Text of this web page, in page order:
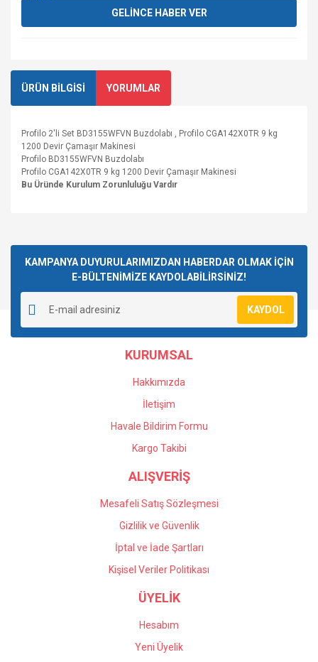
GELİNCE HABER VER
ÜRÜN BİLGİSİ YORUMLAR
Profilo 2'li Set BD3155WFVN Buzdolabı , Profilo CGA142X0TR 9 kg
1200 Devir Çamaşır Makinesi
Profilo BD3155WFVN Buzdolabı
Profilo CGA142X0TR 9 kg 1200 Devir Çamaşır Makinesi
Bu Üründe Kurulum Zorunluluğu Vardır
KAMPANYA DUYURULARIMIZDAN HABERDAR OLMAK İÇİN
E-BÜLTENİMİZE KAYDOLABİLİRSİNİZ!
KAYDOL
KURUMSAL
Hakkımızda
İletişim
Havale Bildirim Formu
Kargo Takibi
ALIŞVERİŞ
Mesafeli Satış Sözleşmesi
Gizlilik ve Güvenlik
İptal ve İade Şartları
Kişisel Veriler Politikası
ÜYELİK
Hesabım
Yeni Üyelik